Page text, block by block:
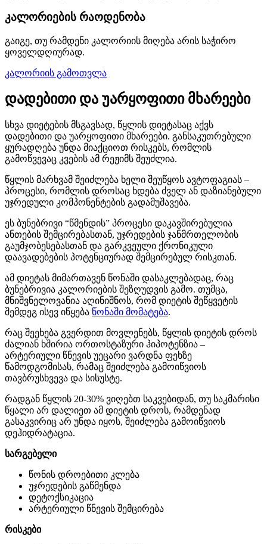
კალორიების რაოდენობა
გაიგე, თუ რამდენი კალორიის მიღება არის საჭირო
ყოველდღიურად.
კალორიის გამოთვლა
დადებითი და უარყოფითი მხარეები
სხვა დიეტების მსგავსად, წყლის დიეტასაც აქვს
დადებითი და უარყოფითი მხარეები. განსაკუთრებული
ყურადღება უნდა მიაქციოთ რისკებს, რომლის
გამოწვევაც კვების ამ რეჟიმს შეუძლია.
წყლის მარხვამ შეიძლება ხელი შეუწყოს ავტოფაგიას –
პროცესი, რომლის დროსაც ხდება ძველ ან დაზიანებული
უჯრედული კომპონენტების გადამუშავება.
ეს ბუნებრივი “წმენდის” პროცესი დაკავშირებულია
ანთების შემცირებასთან, უჯრედების ჯანმრთელობის
გაუმჯობესებასთან და გარკვეული ქრონიკული
დაავადებების პოტენციურად შემცირებულ რისკთან.
ამ დიეტას მიმართავენ წონაში დასაკლებადაც, რაც
ბუნებრივია კალორიების შეზღუდვის გამო. თუმცა,
მნიშვნელოვანია აღინიშნოს, რომ დიეტის შეწყვეტის
შემდეგ ისევ იწყება წონაში მომატება.
რაც შეეხება გვერდით მოვლენებს, წყლის დიეტის დროს
ძალიან ხშირია ორთოსტაზური ჰიპოტენზია –
არტერიული წნევის უეცარი ვარდნა ფეხზე
წამოდგომისას, რამაც შეიძლება გამოიწვიოს
თავბრუსხვევა და სისუსტე.
რადგან წყლის 20-30% ვიღებთ საკვებიდან, თუ საკმარისი
წყალი არ დალიეთ ამ დიეტის დროს, რამდენად
გასაკვირიც არ უნდა იყოს, შეიძლება გამოიწვიოს
დეჰიდრატაცია.
სარგებელი
წონის დროებითი კლება
უჯრედების გაწმენდა
დეტოქსიკაცია
არტერიული წნევის შემცირება
რისკები